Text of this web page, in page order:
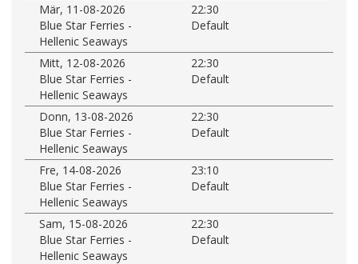
Mär, 11-08-2026
22:30
Blue Star Ferries -
Hellenic Seaways
Default
Mitt, 12-08-2026
22:30
Blue Star Ferries -
Hellenic Seaways
Default
Donn, 13-08-2026
22:30
Blue Star Ferries -
Hellenic Seaways
Default
Fre, 14-08-2026
23:10
Blue Star Ferries -
Hellenic Seaways
Default
Sam, 15-08-2026
22:30
Blue Star Ferries -
Hellenic Seaways
Default